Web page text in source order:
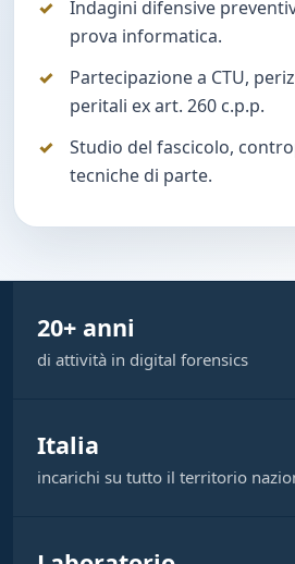
Indagini difensive
prova informatica.
Partecipazione a CTU,
peritali ex art. 260 c.p.p.
Studio del fascicolo,
tecniche di parte.
20+ anni
di attività in digital forensics
Italia
incarichi su tutto il territorio